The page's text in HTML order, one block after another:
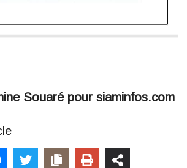
Souaré pour siaminfos.com